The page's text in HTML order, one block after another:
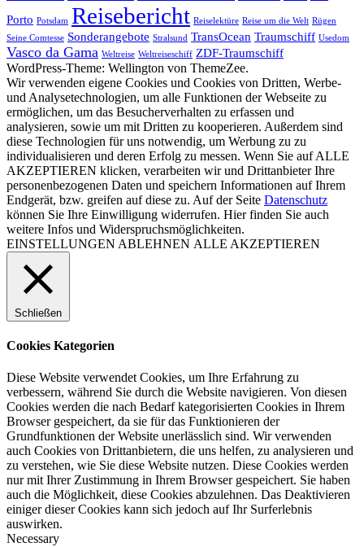
Porto Potsdam Reisebericht Reiselektüre Reise um die Welt Rügen
Seine Comtesse Sonderangebote Stralsund TransOcean Traumschiff Usedom
Vasco da Gama Weltreise Weltreiseschiff ZDF-Traumschiff
WordPress-Theme: Wellington von ThemeZee.
Wir verwenden eigene Cookies und Cookies von Dritten, Werbe-
und Analysetechnologien, um alle Funktionen der Webseite zu
ermöglichen, um das Besucherverhalten zu erfassen und
analysieren, sowie um mit Dritten zu kooperieren. Außerdem sind
diese Technologien für uns notwendig, um Werbung zu zu
individualisieren und deren Erfolg zu messen. Wenn Sie auf ALLE
AKZEPTIEREN klicken, verarbeiten wir und Drittanbieter Ihre
personenbezogenen Daten und speichern Informationen auf Ihrem
Endgerät, bzw. greifen auf diese zu. Auf der Seite Datenschutz
können Sie Ihre Einwilligung widerrufen. Hier finden Sie auch
weitere Infos und Widerspruchsmöglichkeiten.
EINSTELLUNGEN ABLEHNEN ALLE AKZEPTIEREN
Schließen
Cookies Kategorien
Diese Website verwendet Cookies, um Ihre Erfahrung zu
verbessern, während Sie durch die Website navigieren. Von diesen
Cookies werden die nach Bedarf kategorisierten Cookies in Ihrem
Browser gespeichert, da sie für das Funktionieren der
Grundfunktionen der Website unerlässlich sind. Wir verwenden
auch Cookies von Drittanbietern, die uns helfen, zu analysieren und
zu verstehen, wie Sie diese Website nutzen. Diese Cookies werden
nur mit Ihrer Zustimmung in Ihrem Browser gespeichert. Sie haben
auch die Möglichkeit, diese Cookies abzulehnen. Das Deaktivieren
einiger dieser Cookies kann sich jedoch auf Ihr Surferlebnis
auswirken.
Necessary